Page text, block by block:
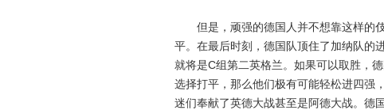
但是，顽强的德国人并不想靠这样的伎
平。在最后时刻，德国队顶住了加纳队的
就将是C组第二英格兰。如果可以取胜，
选择打平，那么他们极有可能轻松进四强
迷们奉献了英德大战甚至是阿德大战。德